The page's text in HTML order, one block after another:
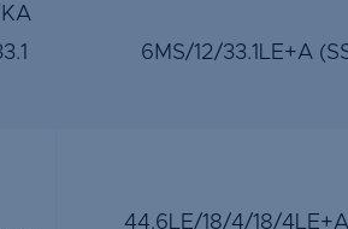
6MS/12/33.1LE+A
44.6LE/18/4/18/